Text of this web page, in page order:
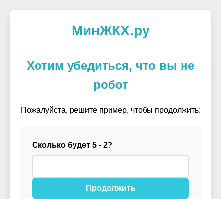
МинЖКХ.ру
Хотим убедиться, что вы не
робот
Пожалуйста, решите пример, чтобы продолжить:
Сколько будет 5 - 2?
Продолжить